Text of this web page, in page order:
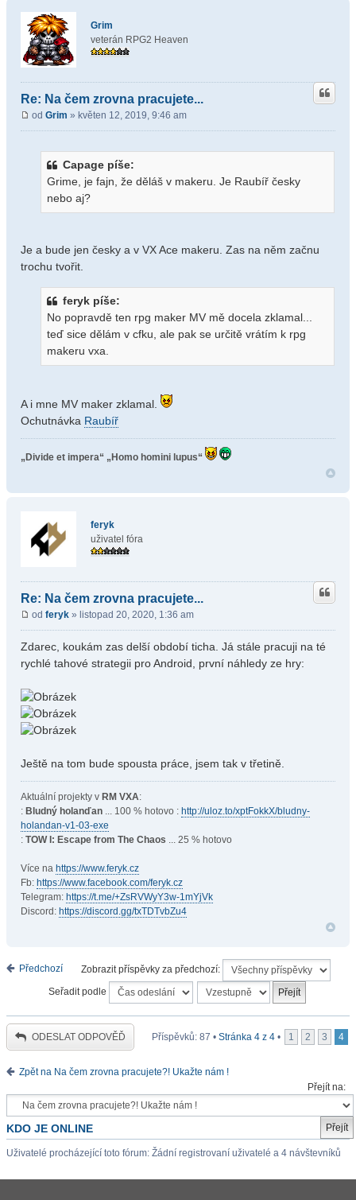
Grim
veterán RPG2 Heaven
Re: Na čem zrovna pracujete...
od Grim » květen 12, 2019, 9:46 am
Capage píše:
Grime, je fajn, že děláš v makeru. Je Raubíř česky
nebo aj?
Je a bude jen česky a v VX Ace makeru. Zas na něm začnu
trochu tvořit.
feryk píše:
No popravdě ten rpg maker MV mě docela zklamal...
teď sice dělám v cfku, ale pak se určitě vrátím k rpg
makeru vxa.
A i mne MV maker zklamal.
Ochutnávka Raubíř
„Divide et impera“ „Homo homini lupus“
feryk
uživatel fóra
Re: Na čem zrovna pracujete...
od feryk » listopad 20, 2020, 1:36 am
Zdarec, koukám zas delší období ticha. Já stále pracuji na té
rychlé tahové strategii pro Android, první náhledy ze hry:
Ještě na tom bude spousta práce, jsem tak v třetině.
Aktuální projekty v RM VXA:
: Bludný holanďan ... 100 % hotovo : http://uloz.to/xptFokkX/bludny-
holandan-v1-03-exe
: TOW I: Escape from The Chaos ... 25 % hotovo
Více na https://www.feryk.cz
Fb: https://www.facebook.com/feryk.cz
Telegram: https://t.me/+ZsRVWyY3w-1mYjVk
Discord: https://discord.gg/txTDTvbZu4
Předchozí
Zobrazit příspěvky za předchozí:
Seřadit podle
ODESLAT ODPOVĚĎ Příspěvků: 87 • Stránka 4 z 4 • 1 2 3 4
Zpět na Na čem zrovna pracujete?! Ukažte nám !
Přejít na:
KDO JE ONLINE
Uživatelé procházející toto fórum: Žádní registrovaní uživatelé a 4 návštevníků